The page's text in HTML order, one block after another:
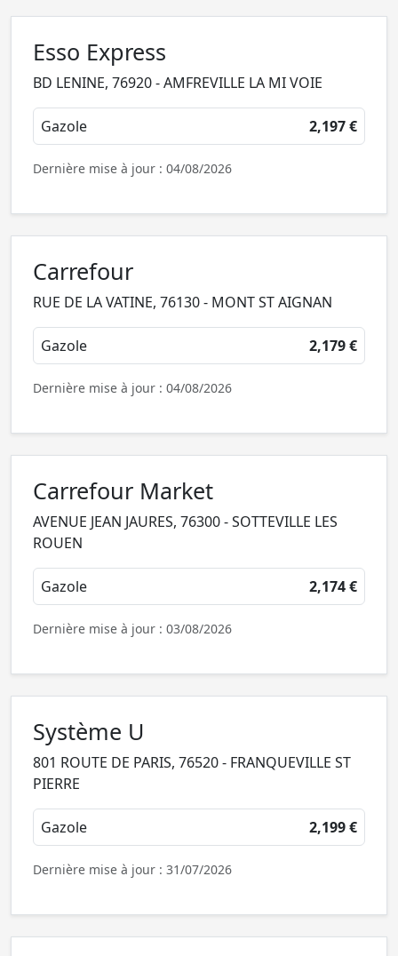
Esso Express
BD LENINE, 76920 - AMFREVILLE LA MI VOIE
Gazole 2,197 €
Dernière mise à jour : 04/08/2026
Carrefour
RUE DE LA VATINE, 76130 - MONT ST AIGNAN
Gazole 2,179 €
Dernière mise à jour : 04/08/2026
Carrefour Market
AVENUE JEAN JAURES, 76300 - SOTTEVILLE LES
ROUEN
Gazole 2,174 €
Dernière mise à jour : 03/08/2026
Système U
801 ROUTE DE PARIS, 76520 - FRANQUEVILLE ST
PIERRE
Gazole 2,199 €
Dernière mise à jour : 31/07/2026